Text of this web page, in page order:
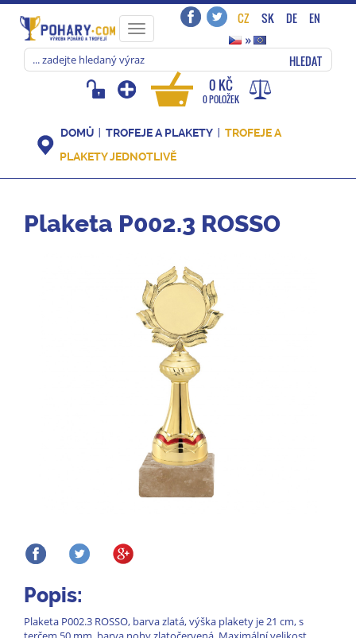
Toggle
navigation
CZ SK DE
EN
»
HLEDAT
0 KČ
0 POLOŽEK
DOMŮ TROFEJE A PLAKETY
TROFEJE A
PLAKETY JEDNOTLIVĚ
Plaketa P002.3 ROSSO
Popis:
Plaketa P002.3 ROSSO, barva zlatá, výška plakety je 21 cm, s